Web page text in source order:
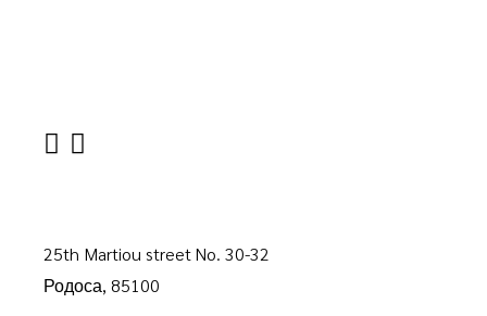
25th Martiou street No. 30-32
Родоса, 85100